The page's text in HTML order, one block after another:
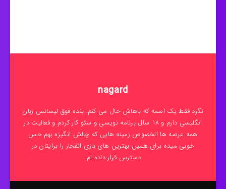
nagard
نگرد فقط یک اسمه که باهاش حال می کنم. بنده فوق لیسانس زبان
انگلیسی دارم و 18 سال برنامه نویسی و سئو کار کردم و فعالیت در
همه عرصه ها الخصوص زمینه هایی که چالش انگیزه بهم حس
خوبی میده برای همین بهترین های بازی انفجار را برایتان در
دسترس قرار داده ام.